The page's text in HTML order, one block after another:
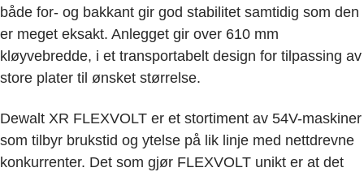
både for- og bakkant gir god stabilitet samtidig som den
er meget eksakt. Anlegget gir over 610 mm
kløyvebredde, i et transportabelt design for tilpassing av
store plater til ønsket størrelse.
Dewalt XR FLEXVOLT er et stortiment av 54V-maskiner
som tilbyr brukstid og ytelse på lik linje med nettdrevne
konkurrenter. Det som gjør FLEXVOLT unikt er at det